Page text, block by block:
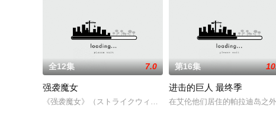
全12集 7.0
强袭魔女
《强袭魔女》（ストライクウィッチーズ，STRIKE WITCHES）
第16集
进击的巨人 最终季
在艾伦他们居住的帕拉迪岛之